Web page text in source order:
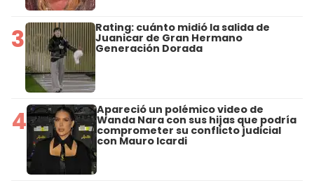
3 Rating: cuánto midió la salida de
Juanicar de Gran Hermano
Generación Dorada
4 Apareció un polémico video de
Wanda Nara con sus hijas que podría
comprometer su conflicto judicial
con Mauro Icardi